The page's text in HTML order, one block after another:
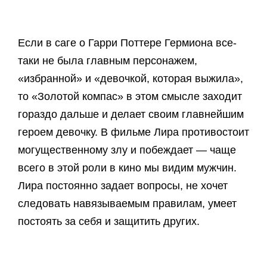
Если в саге о Гарри Поттере Гермиона все-
таки не была главным персонажем,
«избранной» и «девочкой, которая выжила»,
то «Золотой компас» в этом смысле заходит
гораздо дальше и делает своим главнейшим
героем девочку. В фильме Лира противостоит
могущественному злу и побеждает — чаще
всего в этой роли в кино мы видим мужчин.
Лира постоянно задает вопросы, не хочет
следовать навязываемым правилам, умеет
постоять за себя и защитить других.